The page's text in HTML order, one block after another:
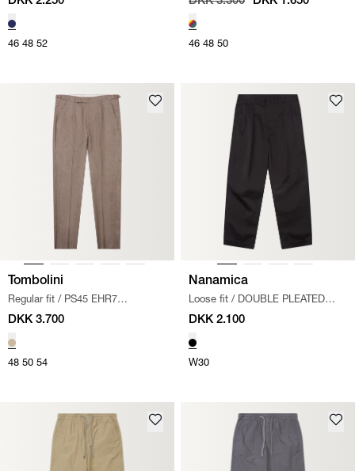
46 48 52 46 48 50
Tombolini
Regular fit / PS45 EHR7
HABITBUKSER
DKK 3.700
48 50 54
Nanamica
Loose fit / DOUBLE PLEATED
CHINOS / SORT
DKK 2.100
W30